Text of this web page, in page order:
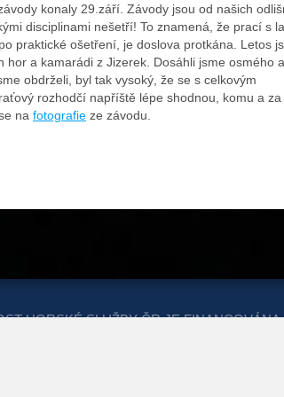
konaly 29.září. Závody jsou od našich
disciplinami nešetří! To znamená, že prací s
praktické ošetření, je doslova protkána. Letos
a kamarádi z Jizerek. Dosáhli jsme osmého a
obdrželi, byl tak vysoký, že se s celkovým
rozhodčí napříště lépe shodnou, komu a za
na fotografie ze závodu.
HORSKÉ SLUŽBY ČR JE FINANCOVÁNA